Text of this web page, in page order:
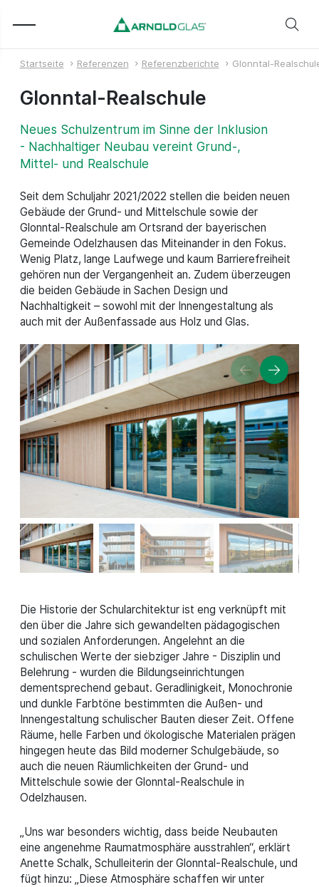
Startseite Referenzen Referenzberichte Glonntal-
Glonntal-Realschule
Neues Schulzentrum im Sinne der Inklusion
- Nachhaltiger Neubau vereint Grund-,
Mittel- und Realschule
Seit dem Schuljahr 2021/2022 stellen die beiden neuen
Gebäude der Grund- und Mittelschule sowie der
Glonntal-Realschule am Ortsrand der bayerischen
Gemeinde Odelzhausen das Miteinander in den Fokus.
Wenig Platz, lange Laufwege und kaum Barrierefreiheit
gehören nun der Vergangenheit an. Zudem überzeugen
die beiden Gebäude in Sachen Design und
Nachhaltigkeit – sowohl mit der Innengestaltung als
auch mit der Außenfassade aus Holz und Glas.
Die Historie der Schularchitektur ist eng verknüpft mit
den über die Jahre sich gewandelten pädagogischen
und sozialen Anforderungen. Angelehnt an die
schulischen Werte der siebziger Jahre - Disziplin und
Belehrung - wurden die Bildungseinrichtungen
dementsprechend gebaut. Geradlinigkeit, Monochronie
und dunkle Farbtöne bestimmten die Außen- und
Innengestaltung schulischer Bauten dieser Zeit. Offene
Räume, helle Farben und ökologische Materialen prägen
hingegen heute das Bild moderner Schulgebäude, so
auch die neuen Räumlichkeiten der Grund- und
Mittelschule sowie der Glonntal-Realschule in
Odelzhausen.
„Uns war besonders wichtig, dass beide Neubauten
eine angenehme Raumatmosphäre ausstrahlen“, erklärt
Anette Schalk, Schulleiterin der Glonntal-Realschule, und
fügt hinzu: „Diese Atmosphäre schaffen wir unter